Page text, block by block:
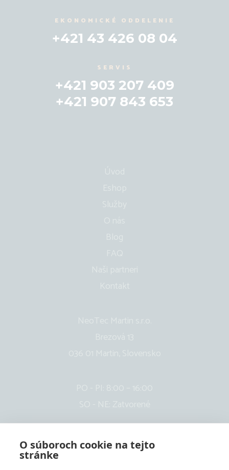
O súboroch cookie na tejto
stránke
EKONOMICKÉ ODDELENIE
+421 43 426 08 04
SERVIS
+421 903 207 409
+421 907 843 653